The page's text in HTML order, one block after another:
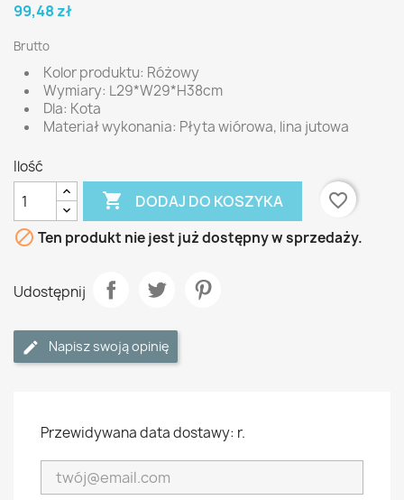
99,48 zł
Brutto
Kolor produktu: Różowy
Wymiary: L29*W29*H38cm
Dla: Kota
Materiał wykonania: Płyta wiórowa, lina jutowa
Ilość
 DODAJ DO KOSZYKA
favorite_border
 Ten produkt nie jest już dostępny w sprzedaży.
Udostępnij
Napisz swoją opinię
Przewidywana data dostawy: r.